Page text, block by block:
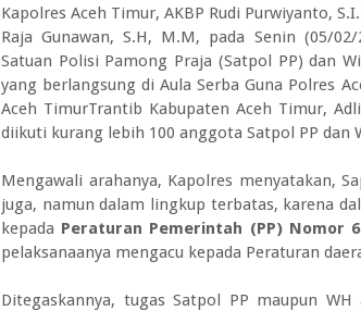
Kapolres Aceh Timur, AKBP Rudi Purwiyanto,
Raja Gunawan, S.H, M.M, pada Senin (05/
Satuan Polisi Pamong Praja (Satpol PP) dan
yang berlangsung di Aula Serba Guna Polres
Aceh TimurTrantib Kabupaten Aceh Timur,
diikuti kurang lebih 100 anggota Satpol PP dan
Mengawali arahanya, Kapolres menyatakan,
juga, namun dalam lingkup terbatas, karena
kepada Peraturan Pemerintah (PP) Nomor 6
pelaksanaanya mengacu kepada Peraturan
Ditegaskannya, tugas Satpol PP maupun